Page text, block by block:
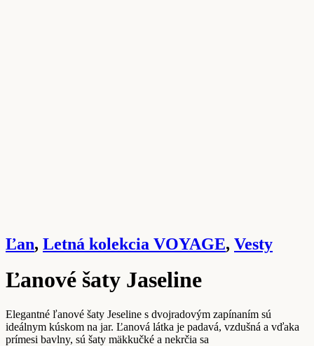
Ľan, Letná kolekcia VOYAGE, Vesty
Ľanové šaty Jaseline
Elegantné ľanové šaty Jeseline s dvojradovým zapínaním sú
ideálnym kúskom na jar. Ľanová látka je padavá, vzdušná a vďaka
prímesi bavlny, sú šaty mäkkučké a nekrčia sa